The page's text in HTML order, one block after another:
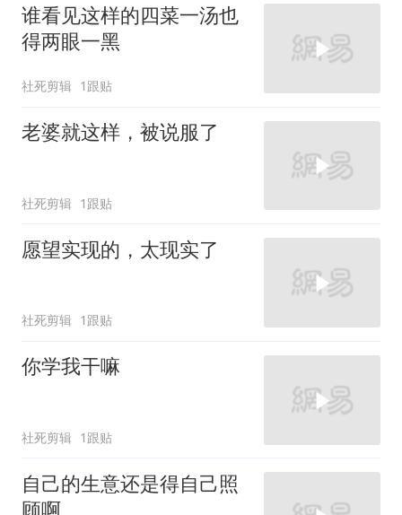
谁看见这样的四菜一汤也
得两眼一黑
社死剪辑 1跟贴
老婆就这样，被说服了
社死剪辑 1跟贴
愿望实现的，太现实了
社死剪辑 1跟贴
你学我干嘛
社死剪辑 1跟贴
自己的生意还是得自己照
顾啊